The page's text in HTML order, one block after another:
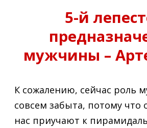
5-й
мужчины –
К сожалению, сейчас роль
совсем забыта, потому что
нас приучают к